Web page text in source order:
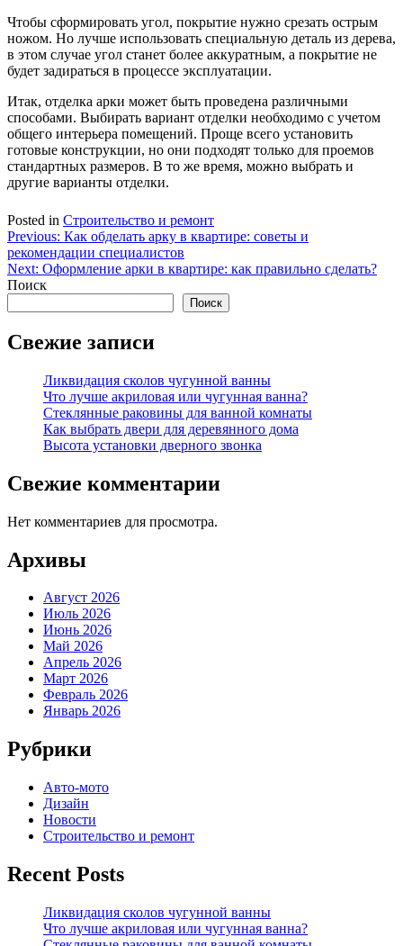
Чтобы сформировать угол, покрытие нужно срезать острым
ножом. Но лучше использовать специальную деталь из дерева,
в этом случае угол станет более аккуратным, а покрытие не
будет задираться в процессе эксплуатации.
Итак, отделка арки может быть проведена различными
способами. Выбирать вариант отделки необходимо с учетом
общего интерьера помещений. Проще всего установить
готовые конструкции, но они подходят только для проемов
стандартных размеров. В то же время, можно выбрать и
другие варианты отделки.
Posted in Строительство и ремонт
Навигация
по
записям
Previous: Как обделать арку в квартире: советы и
рекомендации специалистов
Next: Оформление арки в квартире: как правильно сделать?
Поиск
Поиск
Свежие записи
Ликвидация сколов чугунной ванны
Что лучше акриловая или чугунная ванна?
Стеклянные раковины для ванной комнаты
Как выбрать двери для деревянного дома
Высота установки дверного звонка
Свежие комментарии
Нет комментариев для просмотра.
Архивы
Август 2026
Июль 2026
Июнь 2026
Май 2026
Апрель 2026
Март 2026
Февраль 2026
Январь 2026
Рубрики
Авто-мото
Дизайн
Новости
Строительство и ремонт
Recent Posts
Ликвидация сколов чугунной ванны
Что лучше акриловая или чугунная ванна?